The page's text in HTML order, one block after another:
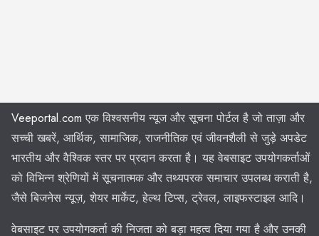
Veeportal.com एक विश्वसनीय न्यूज और सूचना पोर्टल है जो ताज़ा और
सच्ची खबरें, आर्थिक, सामाजिक, राजनीतिक एवं जीवनशैली से जुड़े अपडेट
भारतीय और वैश्विक स्तर पर प्रदान करता है। यह वेबसाइट उपयोगकर्ताओं
को विभिन्न श्रेणियों में सूचनात्मक और तथ्यपरक समाचार उपलब्ध कराती है,
जैसे बिजनेस न्यूज़, शेयर मार्केट, हेल्थ टिप्स, ट्रेवल, लाइफस्टाइल आदि।
वेबसाइट पर उपयोगकर्ता की निजता को बड़ा महत्व दिया गया है और उनकी